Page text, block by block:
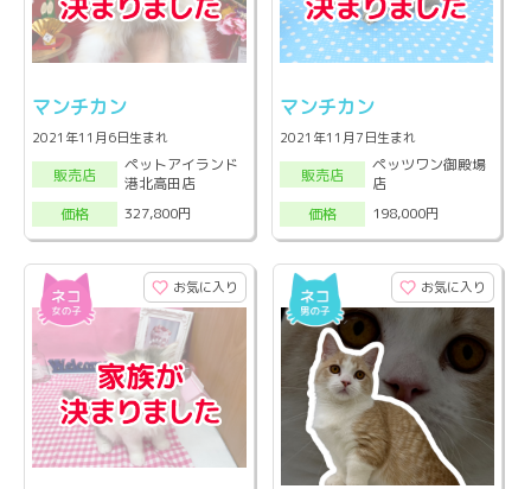
マンチカン
2021年11月6日生まれ
販売店
ペットアイランド
港北高田店
価格
327,800円
マンチカン
2021年11月7日生まれ
販売店
ペッツワン御殿場
店
価格
198,000円
お気に入り お気に入り